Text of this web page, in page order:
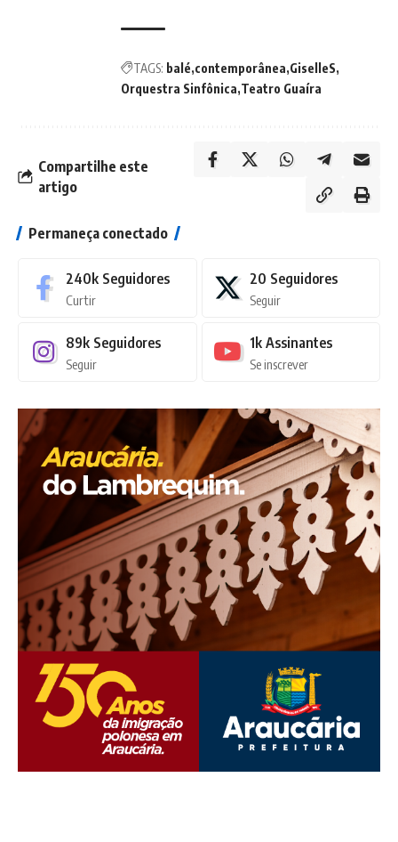
TAGS: balé contemporânea GiselleS
Orquestra Sinfônica Teatro Guaíra
Compartilhe este
artigo
Permaneça conectado
240k Seguidores
Curtir
20 Seguidores
Seguir
89k Seguidores
Seguir
1k Assinantes
Se inscrever